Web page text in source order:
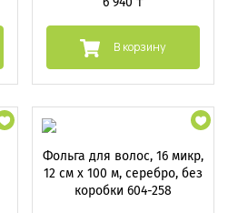
В корзину
Фольга для волос, 16 микр,
12 см х 100 м, серебро, без
коробки 604-258